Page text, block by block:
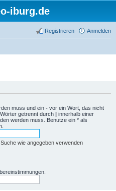
iburg.de
Anmelden
Registrieren
muss und ein - vor ein Wort, das nicht
getrennt durch | innerhalb einer
werden muss. Benutze ein * als
wie angegeben verwenden